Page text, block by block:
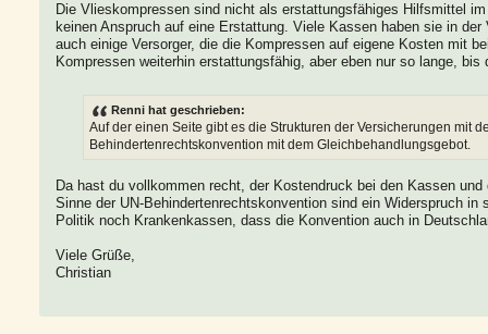
Die Vlieskompressen sind nicht als erstattungsfähiges Hilfsmittel
keinen Anspruch auf eine Erstattung. Viele Kassen haben sie in
auch einige Versorger, die die Kompressen auf eigene Kosten mit
Kompressen weiterhin erstattungsfähig, aber eben nur so lange,
Renni hat geschrieben:
Auf der einen Seite gibt es die Strukturen der Versicherungen mit
Behindertenrechtskonvention mit dem Gleichbehandlungsgebot.
Da hast du vollkommen recht, der Kostendruck bei den Kassen
Sinne der UN-Behindertenrechtskonvention sind ein Widerspruch
Politik noch Krankenkassen, dass die Konvention auch in
Viele Grüße,
Christian